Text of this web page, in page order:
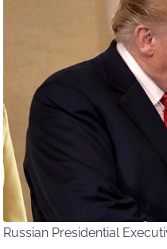
Russian Presidential